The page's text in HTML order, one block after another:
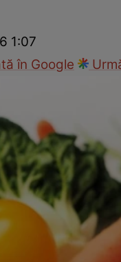
1:07
în Google